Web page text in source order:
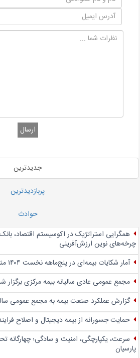
ارسال
جدیدترین
پربازدیدترین
حوادث
همگرایی استراتژیک در اکوسیستم اقتصاد، بانک
چرخه‌های نوین ارزش‌آفرینی
آمار شکایات بیمه‌ای در پنج‌‌ماهه نخست ۱۴۰۴ منتشر شد
مجمع عمومی عادی سالیانه بیمه مرکزی برگزار شد
گزارش عملکرد صنعت بیمه به مجمع عمومی
حمایت جسورانه از بیمه دیجیتال و اصلاح
سرعت، یکپارچگی، امنیت و سادگی؛ چهار‌گانه
پارسیان